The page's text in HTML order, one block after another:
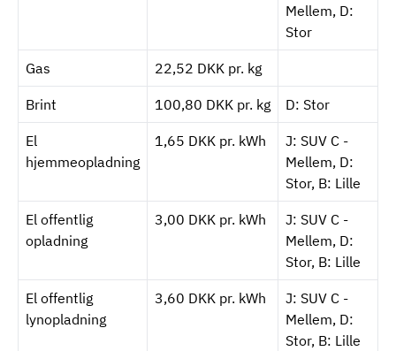
Mellem, D:
Stor
Gas 22,52 DKK pr. kg
Brint 100,80 DKK pr. kg D: Stor
El
hjemmeopladning
1,65 DKK pr. kWh
J: SUV C -
Mellem, D:
Stor, B: Lille
El offentlig
opladning
3,00 DKK pr. kWh
J: SUV C -
Mellem, D:
Stor, B: Lille
El offentlig
lynopladning
3,60 DKK pr. kWh
J: SUV C -
Mellem, D:
Stor, B: Lille